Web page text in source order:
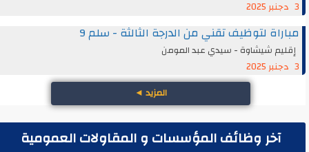
مباراة لتوظيف تقني من الدرجة الثالثة - سلم 9
إقليم شيشاوة - سيدي عبد المومن
المزيد◄
آخر وظائف المؤسسات و المقاولات العمومية